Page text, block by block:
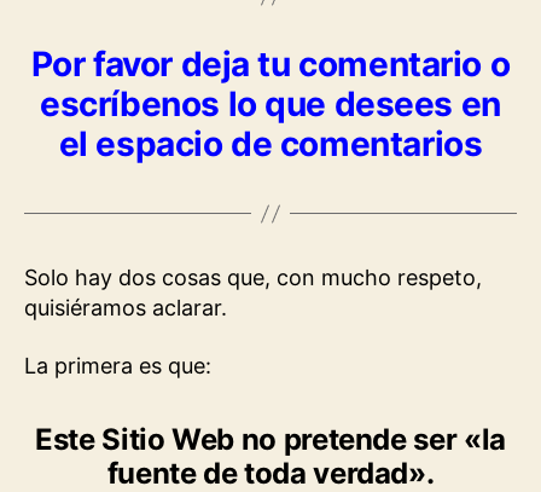
Por favor deja tu comentario o
escríbenos lo que desees en
el espacio de comentarios
Solo hay dos cosas que, con mucho respeto,
quisiéramos aclarar.
La primera es que:
Este Sitio Web no pretende ser «la
fuente de toda verdad».